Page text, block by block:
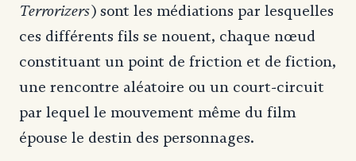
Terrorizers) sont les médiations par lesquelles
ces différents fils se nouent, chaque nœud
constituant un point de friction et de fiction,
une rencontre aléatoire ou un court-circuit
par lequel le mouvement même du film
épouse le destin des personnages.